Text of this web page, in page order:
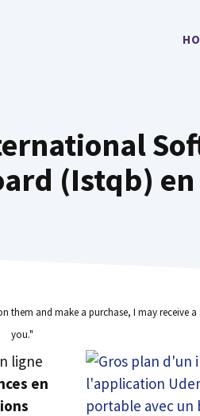
(Istqb)
and make a purchase, I may receive
you."
ligne
en